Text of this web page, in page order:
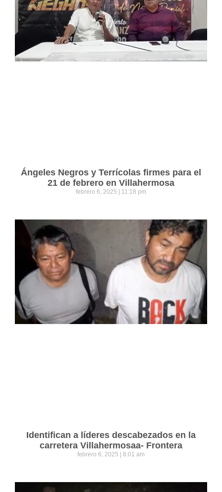
Ángeles Negros y Terrícolas firmes para el
21 de febrero en Villahermosa
febrero 6, 2025 11:18 pm
Identifican a líderes descabezados en la
carretera Villahermosaa- Frontera
febrero 6, 2025 8:01 am